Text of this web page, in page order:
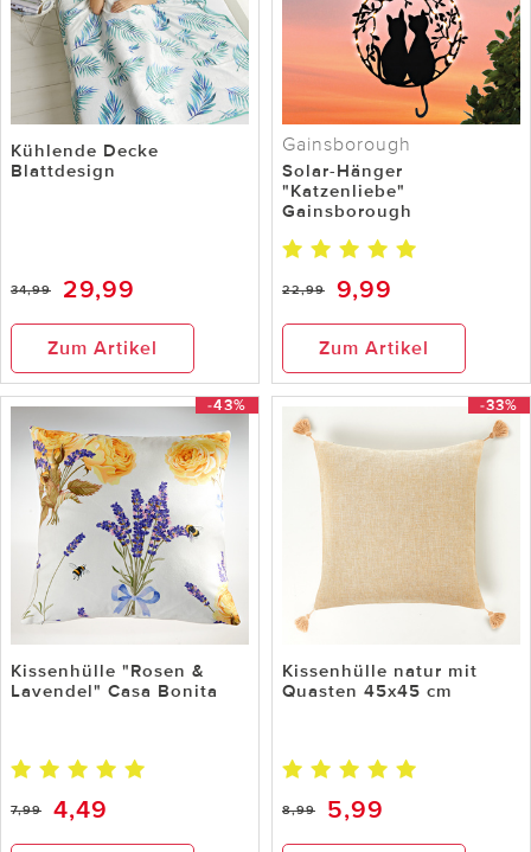
Kühlende Decke
Blattdesign
34,99 29,99
Zum Artikel
Gainsborough
Solar-Hänger
"Katzenliebe"
Gainsborough
22,99 9,99
Zum Artikel
-43%
Kissenhülle "Rosen &
Lavendel" Casa Bonita
7,99 4,49
-33%
Kissenhülle natur mit
Quasten 45x45 cm
8,99 5,99